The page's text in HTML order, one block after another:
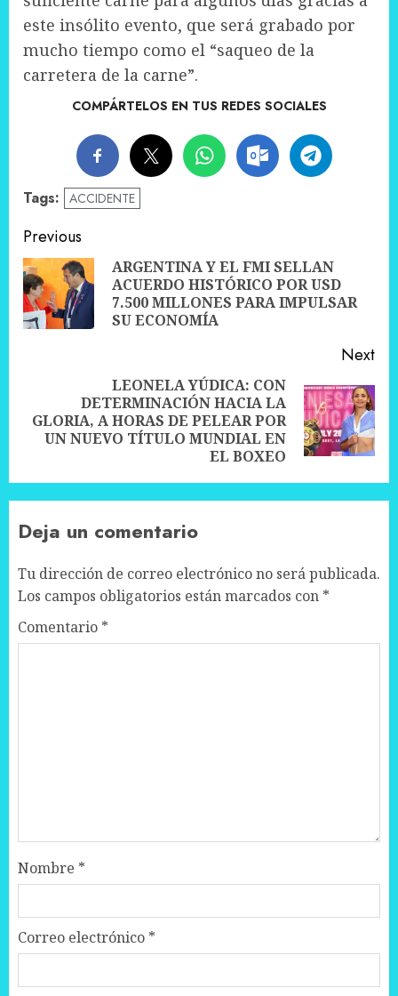
este insólito evento, que será grabado por
mucho tiempo como el “saqueo de la
carretera de la carne”.
COMPÁRTELOS EN TUS REDES SOCIALES
Tags: ACCIDENTE
Post
navigation
Previous
ARGENTINA Y EL FMI SELLAN
ACUERDO HISTÓRICO POR USD
7.500 MILLONES PARA IMPULSAR
SU ECONOMÍA
Next
Next
post:
LEONELA YÚDICA: CON
DETERMINACIÓN HACIA LA
GLORIA, A HORAS DE PELEAR POR
UN NUEVO TÍTULO MUNDIAL EN
EL BOXEO
Deja un comentario
Tu dirección de correo electrónico no será publicada.
Los campos obligatorios están marcados con *
Comentario *
Nombre *
Correo electrónico *